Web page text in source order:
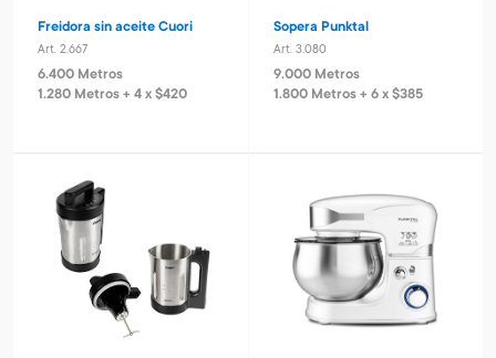
Freidora sin aceite Cuori
Art. 2.667
6.400 Metros
1.280 Metros + 4 x $420
Sopera Punktal
Art. 3.080
9.000 Metros
1.800 Metros + 6 x $385